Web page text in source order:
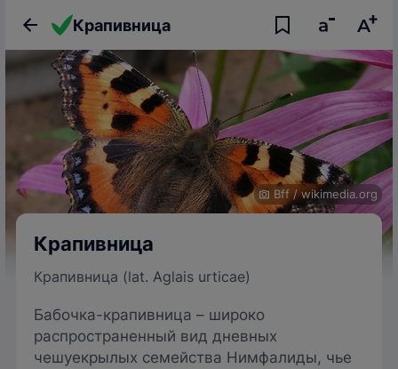
Крапивница
Bff /wikimedia.org
Крапивница
Крапивница (lat. Aglais urticae)
Бабочка-крапивница – широко
распространенный вид дневных
чешуекрылых семейства Нимфалиды, чье